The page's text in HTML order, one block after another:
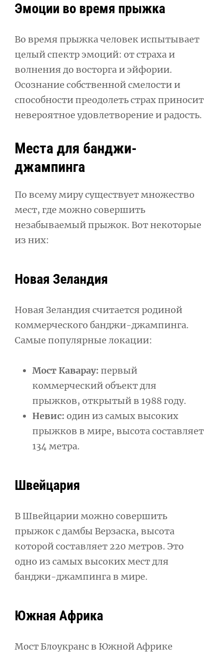
Эмоции во время прыжка
Во время прыжка человек испытывает
целый спектр эмоций: от страха и
волнения до восторга и эйфории.
Осознание собственной смелости и
способности преодолеть страх приносит
невероятное удовлетворение и радость.
Места для банджи-
джампинга
По всему миру существует множество
мест, где можно совершить
незабываемый прыжок. Вот некоторые
из них:
Новая Зеландия
Новая Зеландия считается родиной
коммерческого банджи-джампинга.
Самые популярные локации:
Мост Каварау: первый
коммерческий объект для
прыжков, открытый в 1988 году.
Невис: один из самых высоких
прыжков в мире, высота составляет
134 метра.
Швейцария
В Швейцарии можно совершить
прыжок с дамбы Верзаска, высота
которой составляет 220 метров. Это
одно из самых высоких мест для
банджи-джампинга в мире.
Южная Африка
Мост Блоукранс в Южной Африке